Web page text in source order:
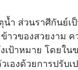
น้ำ ส่วนราศีกันย์
าวของสวยงาม
งเป้าหมาย โดย
เองด้วยการปรับ